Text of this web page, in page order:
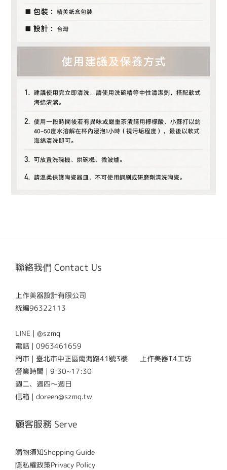
聯絡我們 Contact Us
上作美器設計有限公司
統編96322113
LINE | @szmq
電話 | 0963461659
門市 | 臺北市中正區南海路41號3樓 上作美器T4工坊
營業時間 | 9:30~17:30
週二、週四～週日
信箱 | doreen@szmq.tw
顧客服務 Serve
購物須知Shopping Guide
隱私權政策Privacy Policy